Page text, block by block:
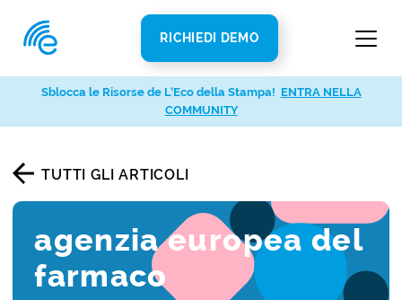
RICHIEDI DEMO
TUTTI GLI ARTICOLI
agenzia europea del
farmaco
Sblocca le Risorse de L’Eco della Stampa! ENTRA NELLA
COMMUNITY